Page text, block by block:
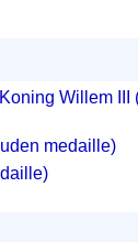
Willem
medaille)